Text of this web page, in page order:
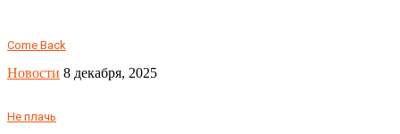
Come Back
Новости 8 декабря, 2025
Не плачь